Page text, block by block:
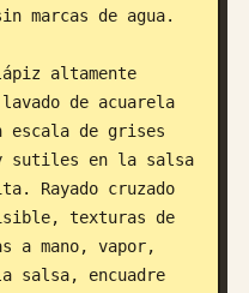
marcas de agua.
altamente
de acuarela
escala de grises
sutiles en la salsa
Rayado cruzado
texturas de
a mano, vapor,
encuadre